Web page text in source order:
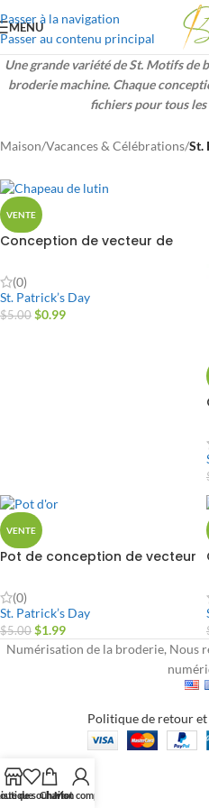
Passer à la navigation
Passer au contenu principal
MENU
Une grande variété de St. Motifs
broderie machine. Chaque
fichiers pour tous les
Maison/Vacances & Célébrations/St.
VENTE
Conception de vecteur de
(0)
St. Patrick’s Day
$5.00 $0.99
VENTE
Pot de conception de vecteur
(0)
St. Patrick’s Day
$5.00 $1.99
Numérisation de la broderie, Nous
Politique de retour
de souhaits
Chariot
Mon compte